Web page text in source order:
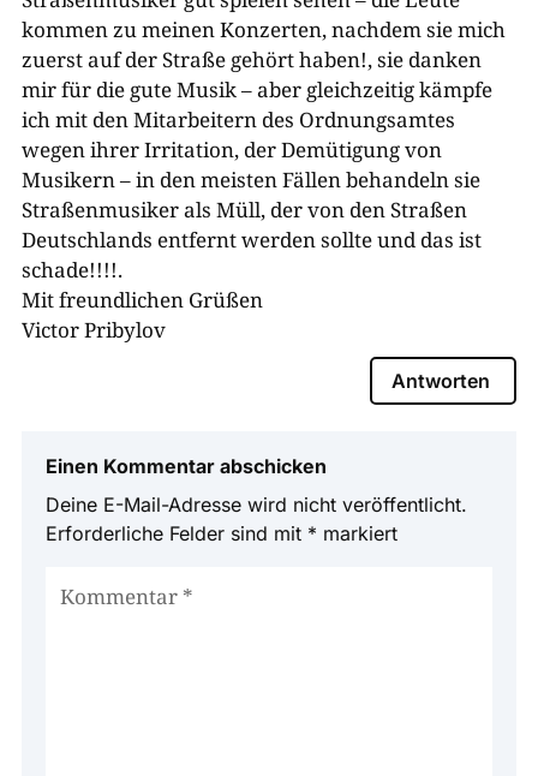
kommen zu meinen Konzerten, nachdem sie mich
zuerst auf der Straße gehört haben!, sie danken
mir für die gute Musik – aber gleichzeitig kämpfe
ich mit den Mitarbeitern des Ordnungsamtes
wegen ihrer Irritation, der Demütigung von
Musikern – in den meisten Fällen behandeln sie
Straßenmusiker als Müll, der von den Straßen
Deutschlands entfernt werden sollte und das ist
schade!!!!.
Mit freundlichen Grüßen
Victor Pribylov
Antworten
Einen Kommentar abschicken
Deine E-Mail-Adresse wird nicht veröffentlicht.
Erforderliche Felder sind mit * markiert